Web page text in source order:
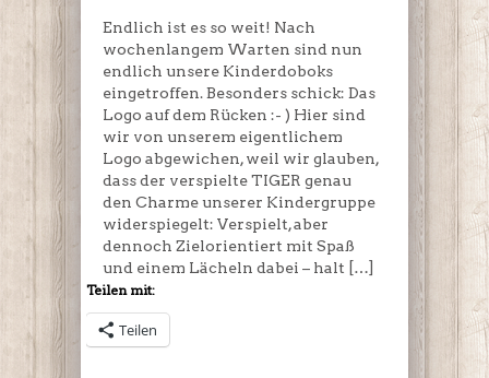
Endlich ist es so weit! Nach
wochenlangem Warten sind nun
endlich unsere Kinderdoboks
eingetroffen. Besonders schick: Das
Logo auf dem Rücken :- ) Hier sind
wir von unserem eigentlichem
Logo abgewichen, weil wir glauben,
dass der verspielte TIGER genau
den Charme unserer Kindergruppe
widerspiegelt: Verspielt, aber
dennoch Zielorientiert mit Spaß
und einem Lächeln dabei – halt […]
Teilen mit:
Teilen